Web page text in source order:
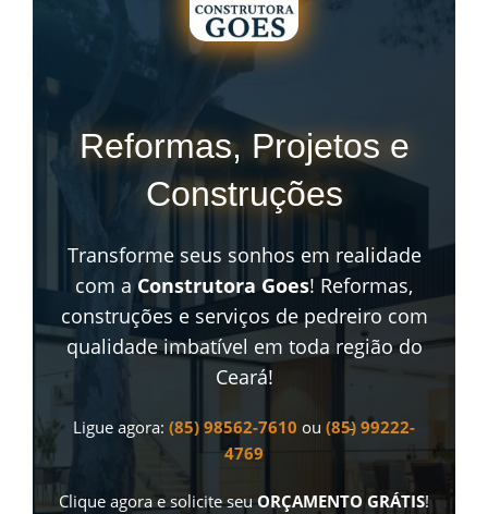
Reformas, Projetos e
Construções
Transforme seus sonhos em realidade
com a Construtora Goes! Reformas,
construções e serviços de pedreiro com
qualidade imbatível em toda região do
Ceará!
Ligue agora: (85) 98562-7610 ou (85) 99222-
4769
Clique agora e solicite seuORÇAMENTO GRÁTIS!